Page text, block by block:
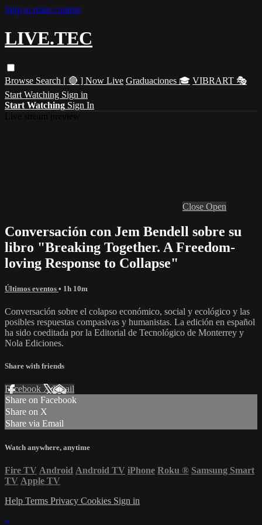
Skip to main content
LIVE.TEC
Browse Search [ 🔴 ] Now Live Graduaciones 🎓 VIBRART 🎭
Start Watching Sign in
Start Watching Sign In
Close Open
Conversación con Jem Bendell sobre su
libro "Breaking Together. A Freedom-
loving Response to Collapse"
Últimos eventos • 1h 10m
Conversación sobre el colapso económico, social y ecológico y las
posibles respuestas compasivas y humanistas. La edición en español
ha sido coeditada por la Editorial de Tecnológico de Monterrey y
Nola Ediciones.
Share with friends
Facebook XEmail
Share on Facebook
Share on X
Share via Email
Watch anywhere, anytime
Fire TV Android Android TV iPhone Roku ® Samsung Smart
TV Apple TV
Help Terms Privacy Cookies Sign in
×